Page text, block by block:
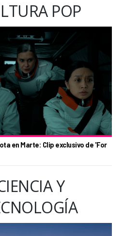
POP
en Marte: Clip exclusivo de 'For
Y